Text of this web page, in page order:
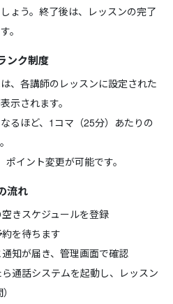
ょう。終了後は、レッスンの完了
。
ンク制度
、各講師のレッスンに設定された
示されます。
るほど、1コマ（25分）あたりの
イント変更が可能です。
流れ
きスケジュールを登録
を待ちます
知が届き、管理画面で確認
通話システムを起動し、レッスン